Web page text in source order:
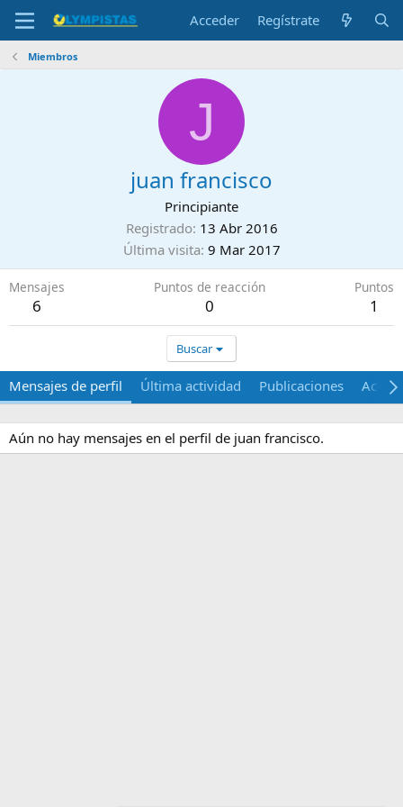
Acceder Regístrate
Miembros
J
juan francisco
Principiante
Registrado 13 Abr 2016
Última visita 9 Mar 2017
Mensajes
6
Puntos de reacción
0
Puntos
1
Buscar
Mensajes de perfil Última actividad Publicaciones Acerca
Aún no hay mensajes en el perfil de juan francisco.